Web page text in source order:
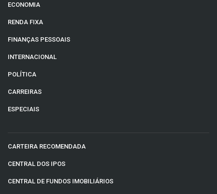
ECONOMIA
RENDA FIXA
FINANÇAS PESSOAIS
INTERNACIONAL
POLÍTICA
CARREIRAS
ESPECIAIS
CARTEIRA RECOMENDADA
CENTRAL DOS IPOS
CENTRAL DE FUNDOS IMOBILIÁRIOS